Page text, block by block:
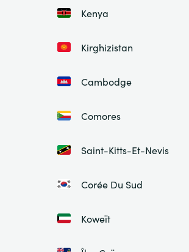
Kenya
Kirghizistan
Cambodge
Comores
Saint-Kitts-Et-Nevis
Corée Du Sud
Koweït